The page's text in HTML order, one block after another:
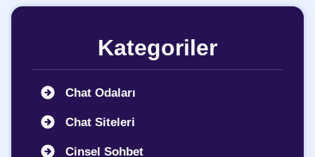
Kategoriler
Chat Odaları
Chat Siteleri
Cinsel Sohbet